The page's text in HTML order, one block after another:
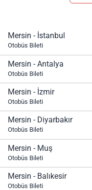
Mersin - İstanbul
Otobüs Bileti
Mersin - Antalya
Otobüs Bileti
Mersin - İzmir
Otobüs Bileti
Mersin - Diyarbakır
Otobüs Bileti
Mersin - Muş
Otobüs Bileti
Mersin - Balıkesir
Otobüs Bileti